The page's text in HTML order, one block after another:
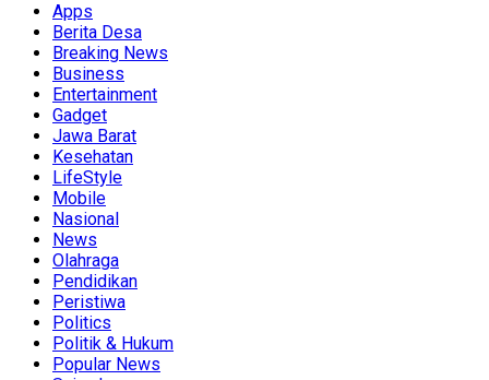
Apps
Berita Desa
Breaking News
Business
Entertainment
Gadget
Jawa Barat
Kesehatan
LifeStyle
Mobile
Nasional
News
Olahraga
Pendidikan
Peristiwa
Politics
Politik & Hukum
Popular News